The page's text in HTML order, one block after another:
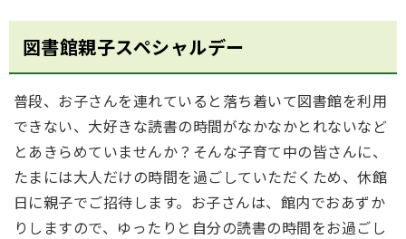
図書館親子スペシャルデー
普段、お子さんを連れていると落ち着いて図書館を利用
できない、大好きな読書の時間がなかなかとれないなど
とあきらめていませんか？そんな子育て中の皆さんに、
たまには大人だけの時間を過ごしていただくため、休館
日に親子でご招待します。お子さんは、館内でおあずか
りしますので、ゆったりと自分の読書の時間をお過ごし